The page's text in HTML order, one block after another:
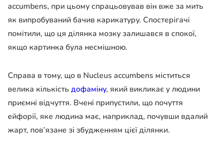
accumbens, при цьому спрацьовував він вже за мить
як випробуваний бачив карикатуру. Спостерігачі
помітили, що ця ділянка мозку залишався в спокої,
якщо картинка була несмішною.
Справа в тому, що в Nucleus accumbens міститься
велика кількість дофаміну, який викликає у людини
приємні відчуття. Вчені припустили, що почуття
ейфорії, яке людина має, наприклад, почувши вдалий
жарт, пов’язане зі збудженням цієї ділянки.